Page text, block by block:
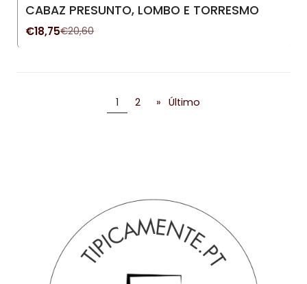
CABAZ PRESUNTO, LOMBO E TORRESMO
€18,75€20,60
1 2 » Último